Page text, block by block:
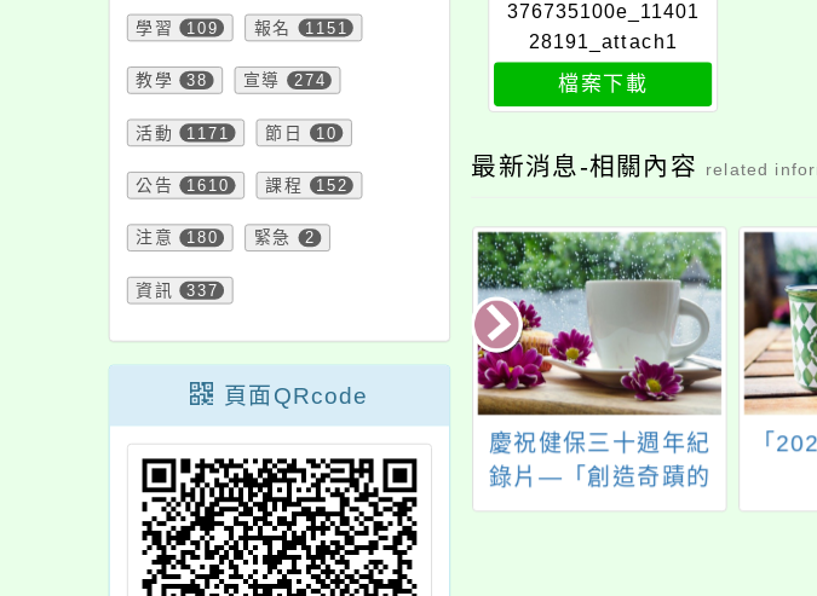
學習 109 報名 1151
教學 38 宣導 274
活動 1171 節日 10
公告 1610 課程 152
注意 180 緊急 2
資訊 337
頁面QRcode
376735100e_11401
28191_attach1
檔案下載
最新消息-相關內容 related
酪農產業與國
相關宣導推廣
「食享冰箱推廣影
片」下載資訊與食享
冰箱據點一覽表
慶祝健保三十週年紀
錄片—「創造奇蹟的
旅程」
「